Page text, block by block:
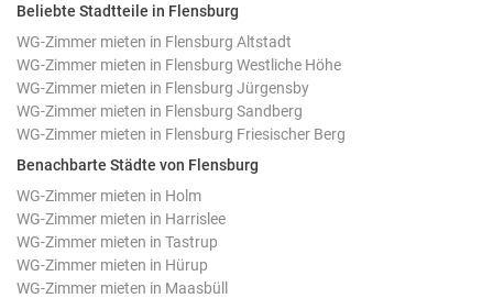
Beliebte Stadtteile in Flensburg
WG-Zimmer mieten in Flensburg Altstadt
WG-Zimmer mieten in Flensburg Westliche Höhe
WG-Zimmer mieten in Flensburg Jürgensby
WG-Zimmer mieten in Flensburg Sandberg
WG-Zimmer mieten in Flensburg Friesischer Berg
Benachbarte Städte von Flensburg
WG-Zimmer mieten in Holm
WG-Zimmer mieten in Harrislee
WG-Zimmer mieten in Tastrup
WG-Zimmer mieten in Hürup
WG-Zimmer mieten in Maasbüll